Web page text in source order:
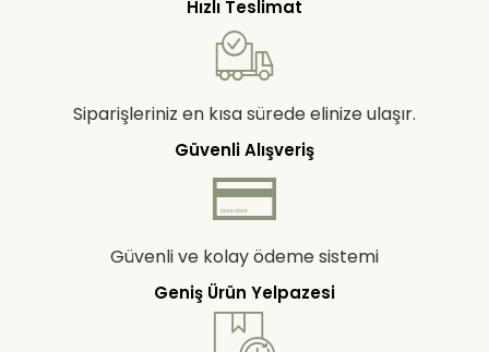
Hızlı Teslimat
Siparişleriniz en kısa sürede elinize ulaşır.
Güvenli Alışveriş
Güvenli ve kolay ödeme sistemi
Geniş Ürün Yelpazesi